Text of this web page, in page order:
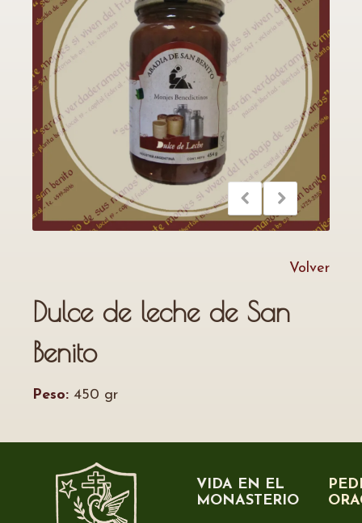
Volver
Dulce de leche de San
Benito
Peso: 450 gr
VIDA EN EL
MONASTERIO